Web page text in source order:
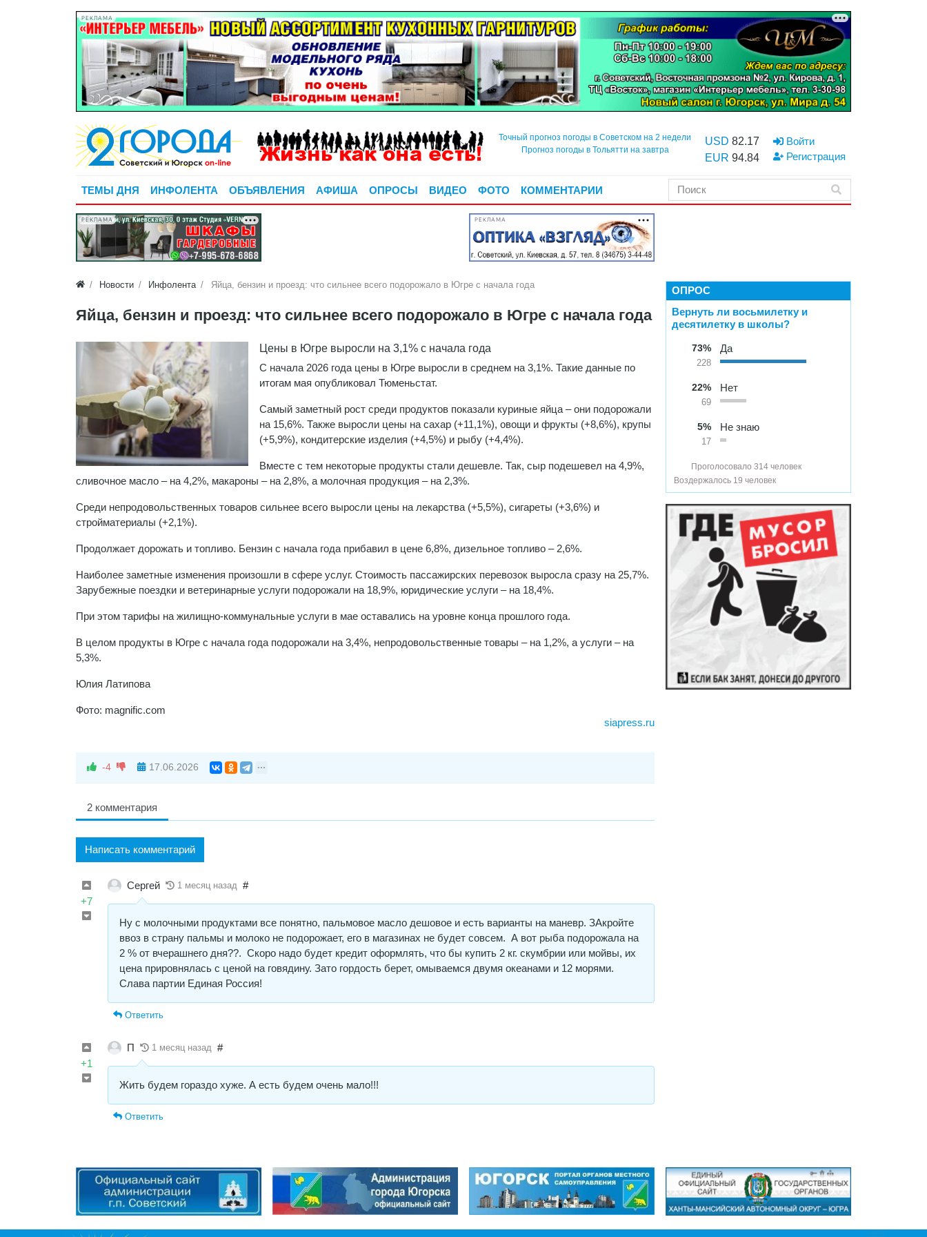
РЕКЛАМА
Точный прогноз погоды в Советском на 2 недели
Прогноз погоды в Тольятти на завтра
USD 82.17
EUR 94.84
Войти
Регистрация
ТЕМЫ ДНЯ ИНФОЛЕНТА ОБЪЯВЛЕНИЯ АФИША ОПРОСЫ ВИДЕО ФОТО КОММЕНТАРИИ
РЕКЛАМА РЕКЛАМА
Новости Инфолента Яйца, бензин и проезд: что сильнее всего подорожало в Югре с начала года
Яйца, бензин и проезд: что сильнее всего подорожало в Югре с начала года
Цены в Югре выросли на 3,1% с начала года
С начала 2026 года цены в Югре выросли в среднем на 3,1%. Такие данные по
итогам мая опубликовал Тюменьстат.
Самый заметный рост среди продуктов показали куриные яйца – они подорожали
на 15,6%. Также выросли цены на сахар (+11,1%), овощи и фрукты (+8,6%), крупы
(+5,9%), кондитерские изделия (+4,5%) и рыбу (+4,4%).
Вместе с тем некоторые продукты стали дешевле. Так, сыр подешевел на 4,9%,
сливочное масло – на 4,2%, макароны – на 2,8%, а молочная продукция – на 2,3%.
Среди непродовольственных товаров сильнее всего выросли цены на лекарства (+5,5%), сигареты (+3,6%) и
стройматериалы (+2,1%).
Продолжает дорожать и топливо. Бензин с начала года прибавил в цене 6,8%, дизельное топливо – 2,6%.
Наиболее заметные изменения произошли в сфере услуг. Стоимость пассажирских перевозок выросла сразу на 25,7%.
Зарубежные поездки и ветеринарные услуги подорожали на 18,9%, юридические услуги – на 18,4%.
При этом тарифы на жилищно-коммунальные услуги в мае оставались на уровне конца прошлого года.
В целом продукты в Югре с начала года подорожали на 3,4%, непродовольственные товары – на 1,2%, а услуги – на
5,3%.
Юлия Латипова
Фото: magnific.com
siapress.ru
-4 17.06.2026
2 комментария
Написать комментарий
+7
Сергей 1 месяц назад #
Ну с молочными продуктами все понятно, пальмовое масло дешовое и есть варианты на маневр. ЗАкройте
ввоз в страну пальмы и молоко не подорожает, его в магазинах не будет совсем. А вот рыба подорожала на
2 % от вчерашнего дня??. Скоро надо будет кредит оформлять, что бы купить 2 кг. скумбрии или мойвы, их
цена прировнялась с ценой на говядину. Зато гордость берет, омываемся двумя океанами и 12 морями.
Слава партии Единая Россия!
Ответить
+1
П 1 месяц назад #
Жить будем гораздо хуже. А есть будем очень мало!!!
Ответить
ОПРОС
Вернуть ли восьмилетку и
десятилетку в школы?
73%
228
Да
22%
69
Нет
5%
17
Не знаю
Проголосовало 314 человек
Воздержалось 19 человек